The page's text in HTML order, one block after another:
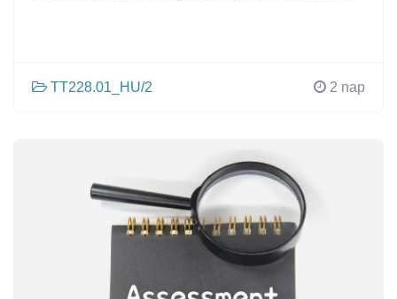
TT228.01_HU/2 2 nap